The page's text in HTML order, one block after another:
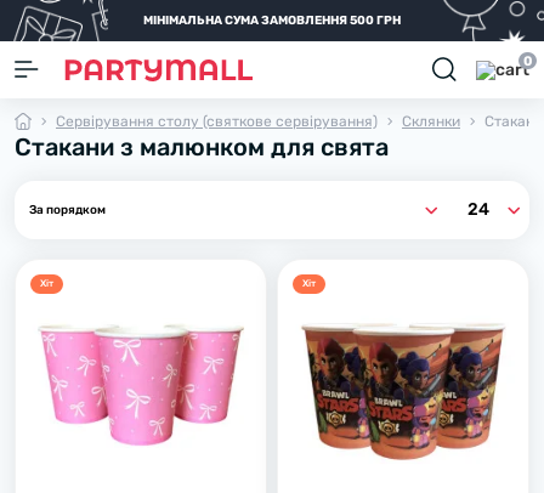
МІНІМАЛЬНА СУМА ЗАМОВЛЕННЯ 500 ГРН
0
Сервірування столу (святкове сервірування) Склянки
Стакани з малюнком для свята
Хiт Хiт